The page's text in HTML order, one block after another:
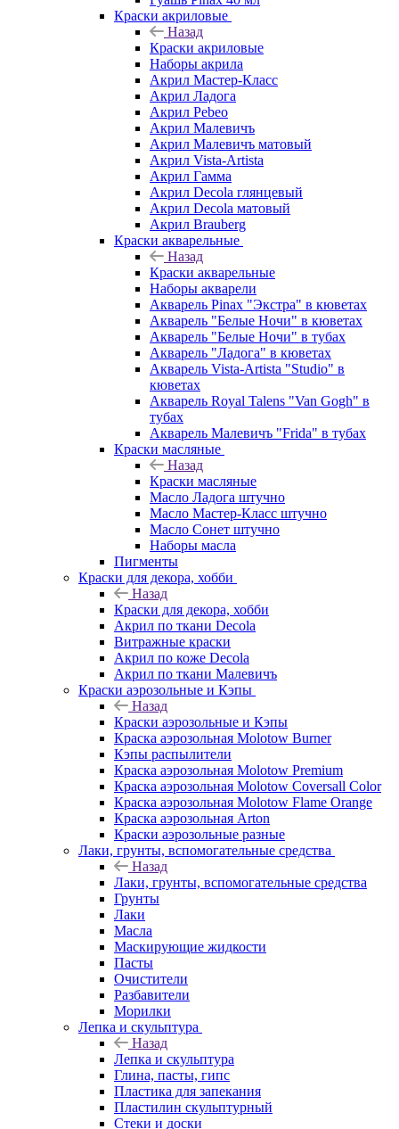
Краски акриловые
Назад
Краски акриловые
Наборы акрила
Акрил Мастер-Класс
Акрил Ладога
Акрил Pebeo
Акрил Малевичъ
Акрил Малевичъ матовый
Акрил Vista-Artista
Акрил Гамма
Акрил Decola глянцевый
Акрил Decola матовый
Акрил Brauberg
Краски акварельные
Назад
Краски акварельные
Наборы акварели
Акварель Pinax "Экстра" в кюветах
Акварель "Белые Ночи" в кюветах
Акварель "Белые Ночи" в тубах
Акварель "Ладога" в кюветах
Акварель Vista-Artista "Studio" в
кюветах
Акварель Royal Talens "Van Gogh" в
тубах
Акварель Малевичъ "Frida" в тубах
Краски масляные
Назад
Краски масляные
Масло Ладога штучно
Масло Мастер-Класс штучно
Масло Сонет штучно
Наборы масла
Пигменты
Краски для декора, хобби
Назад
Краски для декора, хобби
Акрил по ткани Decola
Витражные краски
Акрил по коже Decola
Акрил по ткани Малевичъ
Краски аэрозольные и Кэпы
Назад
Краски аэрозольные и Кэпы
Краска аэрозольная Molotow Burner
Кэпы распылители
Краска аэрозольная Molotow Premium
Краска аэрозольная Molotow Coversall Color
Краска аэрозольная Molotow Flame Orange
Краска аэрозольная Arton
Краски аэрозольные разные
Лаки, грунты, вспомогательные средства
Назад
Лаки, грунты, вспомогательные средства
Грунты
Лаки
Масла
Маскирующие жидкости
Пасты
Очистители
Разбавители
Морилки
Лепка и скульптура
Назад
Лепка и скульптура
Глина, пасты, гипс
Пластика для запекания
Пластилин скульптурный
Стеки и доски